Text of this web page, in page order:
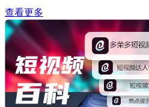
查看更多